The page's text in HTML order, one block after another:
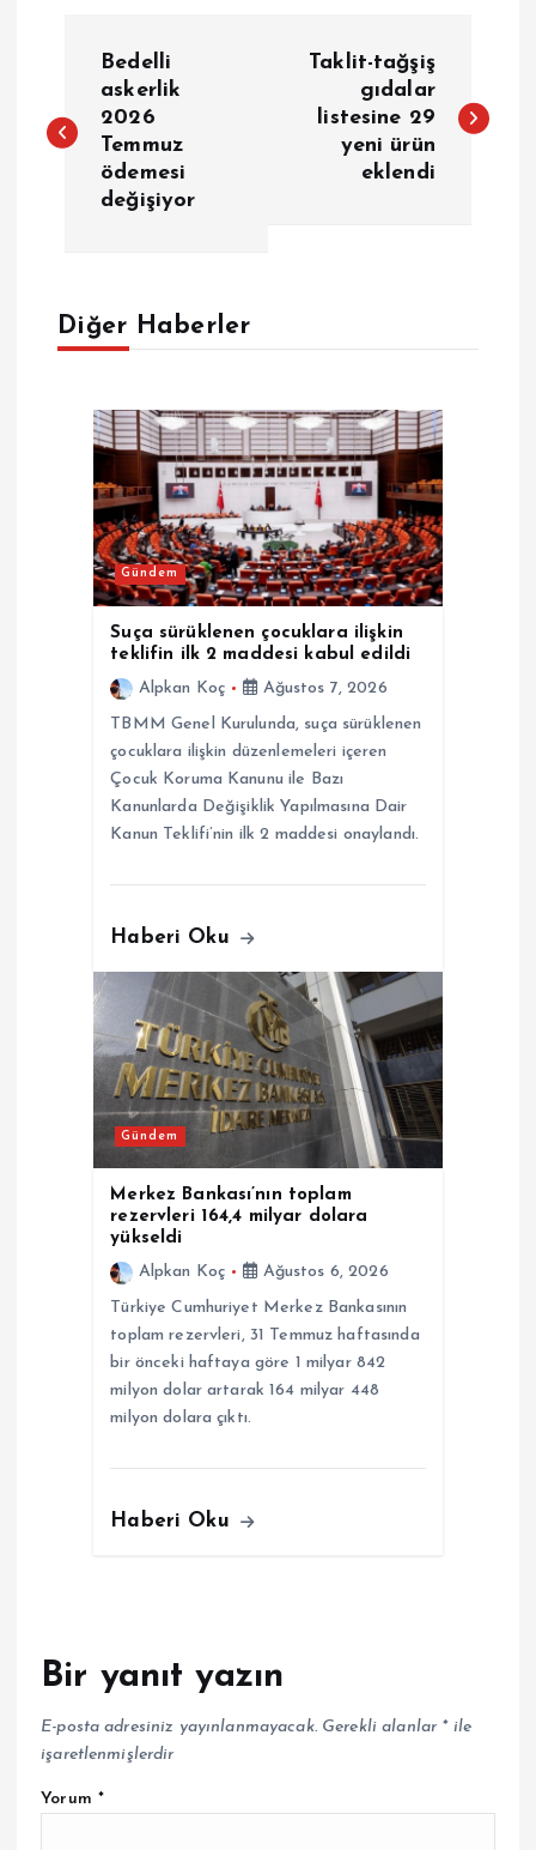
z
e
Bedelli
askerlik
2026
Temmuz
ödemesi
değişiyor
Taklit-tağşiş
gıdalar
listesine 29
yeni ürün
eklendi
Diğer Haberler
Gündem
Suça sürüklenen çocuklara ilişkin
teklifin ilk 2 maddesi kabul edildi
Alpkan Koç
Ağustos 7, 2026
TBMM Genel Kurulunda, suça sürüklenen
çocuklara ilişkin düzenlemeleri içeren
Çocuk Koruma Kanunu ile Bazı
Kanunlarda Değişiklik Yapılmasına Dair
Kanun Teklifi’nin ilk 2 maddesi onaylandı.
Haberi Oku
Gündem
Merkez Bankası’nın toplam
rezervleri 164,4 milyar dolara
yükseldi
Alpkan Koç
Ağustos 6, 2026
Türkiye Cumhuriyet Merkez Bankasının
toplam rezervleri, 31 Temmuz haftasında
bir önceki haftaya göre 1 milyar 842
milyon dolar artarak 164 milyar 448
milyon dolara çıktı.
Haberi Oku
Bir yanıt yazın
E-posta adresiniz yayınlanmayacak. Gerekli alanlar *ile
işaretlenmişlerdir
Yorum *